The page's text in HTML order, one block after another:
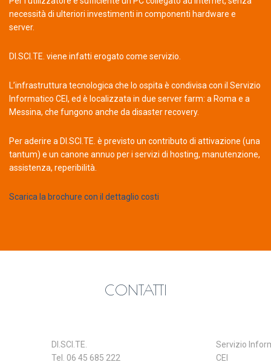
necessità di ulteriori investimenti in componenti hardware e
server.
DI.SCI.TE. viene infatti erogato come servizio.
L’infrastruttura tecnologica che lo ospita è condivisa con il Servizio
Informatico CEI, ed è localizzata in due server farm: a Roma e a
Messina, che fungono anche da disaster recovery.
Per aderire a DI.SCI.TE. è previsto un contributo di attivazione (una
tantum) e un canone annuo per i servizi di hosting, manutenzione,
assistenza, reperibilità.
Scarica la brochure con il dettaglio costi
CONTATTI
DI.SCI.TE.
Tel. 06 45 685 222
Servizio
CEI